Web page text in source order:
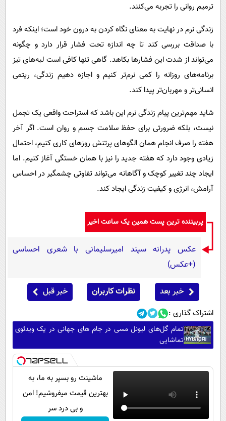
ترمیم روانی را تجربه می‌کنند.
زندگی نرم در نهایت به معنای نگاه کردن به درون خود است؛ اینکه فرد
با صداقت بررسی کند تا چه اندازه تحت فشار قرار دارد و چگونه
می‌تواند از شدت این فشارها بکاهد. گاهی تنها کافی است لبه‌های تیز
برنامه‌های روزانه را کمی نرم‌تر کنیم و اجازه دهیم زندگی، ریتمی
انسانی‌تر و مهربان‌تر پیدا کند.
شاید مهم‌ترین پیام زندگی نرم این باشد که استراحت واقعی یک تجمل
نیست، بلکه ضرورتی برای حفظ سلامت جسم و روان است. اگر آخر
هفته را صرف انجام همان الگوهای پرتنش روزهای کاری کنیم، احتمال
زیادی وجود دارد که هفته جدید را نیز با همان خستگی آغاز کنیم. اما
ایجاد چند تغییر کوچک و آگاهانه می‌تواند تفاوتی چشمگیر در احساس
آرامش، انرژی و کیفیت زندگی ایجاد کند.
پربیننده ترین پست همین یک ساعت اخیر
عکس پدرانه سپند امیرسلیمانی با شعری احساسی
(+عکس)
خبر بعد نظرات کاربران خبر قبل
اشتراک گذاری :
تمام گل‌های لیونل مسی در جام های جهانی در یک ویدئوی
تماشایی
ماشینت رو بسپر به ما، به
بهترین قیمت میفروشیم! امن
و بی درد سر